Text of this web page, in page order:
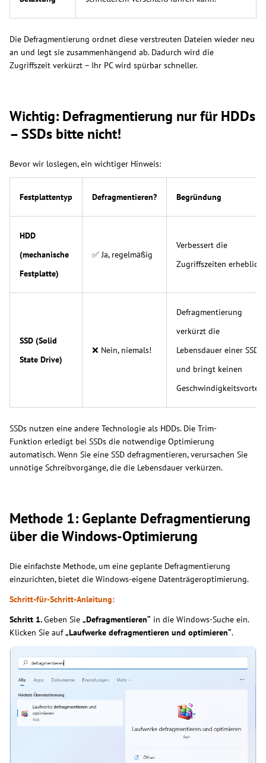
Die Defragmentierung ordnet diese verstreuten Dateien wieder neu
an und legt sie zusammenhängend ab. Dadurch wird die
Zugriffszeit verkürzt – Ihr PC wird spürbar schneller.
Wichtig: Defragmentierung nur für HDDs
– SSDs bitte nicht!
Bevor wir loslegen, ein wichtiger Hinweis:
Festplattentyp Defragmentieren? Begründung
HDD
(mechanische
Festplatte)
✅ Ja, regelmäßig
Verbessert die
Zugriffszeiten erheblich.
SSD (Solid
State Drive)
❌ Nein, niemals!
Defragmentierung
verkürzt die
Lebensdauer einer SSD
und bringt keinen
Geschwindigkeitsvorteil.
SSDs nutzen eine andere Technologie als HDDs. Die Trim-
Funktion erledigt bei SSDs die notwendige Optimierung
automatisch. Wenn Sie eine SSD defragmentieren, verursachen Sie
unnötige Schreibvorgänge, die die Lebensdauer verkürzen.
Methode 1: Geplante Defragmentierung
über die Windows-Optimierung
Die einfachste Methode, um eine geplante Defragmentierung
einzurichten, bietet die Windows-eigene Datenträgeroptimierung.
Schritt-für-Schritt-Anleitung:
Schritt 1.Geben Sie „Defragmentieren“ in die Windows-Suche ein.
Klicken Sie auf„Laufwerke defragmentieren und optimieren“.